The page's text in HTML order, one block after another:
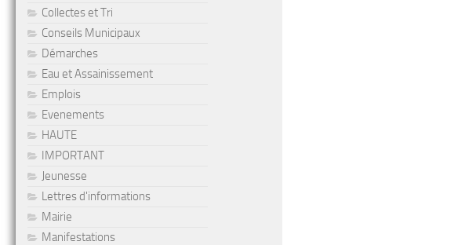
Collectes et Tri
Conseils Municipaux
Démarches
Eau et Assainissement
Emplois
Evenements
HAUTE
IMPORTANT
Jeunesse
Lettres d'informations
Mairie
Manifestations